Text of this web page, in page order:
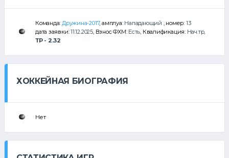
Команда:Дружина-2017, амплуа: Нападающий , номер: 13
дата заявки:11.12.2025, Взнос ФХМ: Есть, Квалификация: Нач.тр,
ТР - 2.32
ХОККЕЙНАЯ БИОГРАФИЯ
Нет